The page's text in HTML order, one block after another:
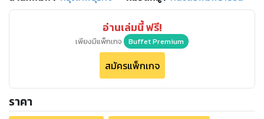
อ่านเล่มนี้ ฟรี!
เพียงมีแพ็กเกจ Buffet Premium
สมัครแพ็กเกจ
ราคา